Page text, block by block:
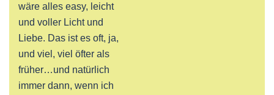
wäre alles easy, leicht
und voller Licht und
Liebe. Das ist es oft, ja,
und viel, viel öfter als
früher…und natürlich
immer dann, wenn ich